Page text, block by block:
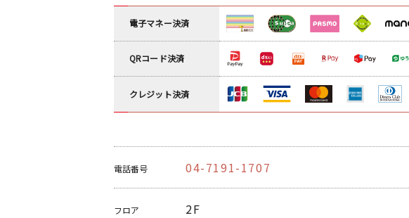
電子マネー決済
QRコード決済
クレジット決済
電話番号 04-7191-1707
フロア 2F